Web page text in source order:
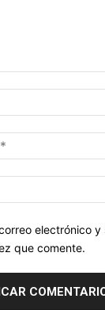
electrónico
que comente.